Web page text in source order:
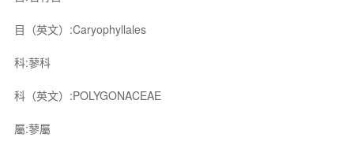
目（英文）:Caryophyllales
科:蓼科
科（英文）:POLYGONACEAE
屬:蓼屬